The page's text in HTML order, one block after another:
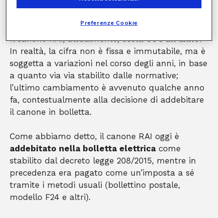
Il costo del canone RAI
Il canone RAI, attualmente, costa90€ all’anno.
In realtà, la cifra non è fissa e immutabile, ma è
soggetta a variazioni nel corso degli anni, in base
a quanto via via stabilito dalle normative;
l’ultimo cambiamento è avvenuto qualche anno
fa, contestualmente alla decisione di addebitare
il canone in bolletta.
Come abbiamo detto, il canone RAI oggi è
addebitato nella bolletta elettrica come
stabilito dal decreto legge 208/2015, mentre in
precedenza era pagato come un’imposta a sé
tramite i metodi usuali (bollettino postale,
modello F24 e altri).
Preferenze Cookie